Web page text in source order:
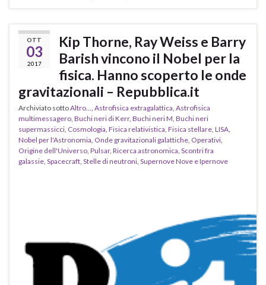
OTT
03
2017
Kip Thorne, Ray Weiss e Barry
Barish vincono il Nobel per la
fisica. Hanno scoperto le onde
gravitazionali – Repubblica.it
Archiviato sottoAltro... Astrofisica extragalattica Astrofisica
multimessagero Buchi neri di Kerr, Buchi neri M Buchi neri
supermassicci Cosmologia Fisica relativistica Fisica stellare LISA
Nobel per l'Astronomia Onde gravitazionali galattiche Operativi
Origine dell'Universo Pulsar, Ricerca astronomica Scontri fra
galassie Spacecraft Stelle di neutroni Supernove Nove e Ipernove